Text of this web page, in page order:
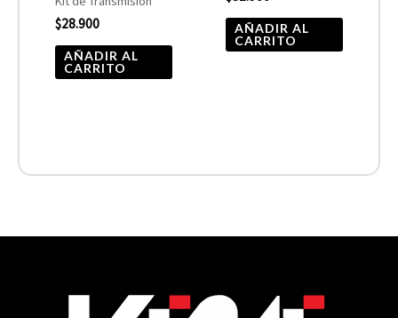
$28.900
AÑADIR AL
CARRITO
AÑADIR AL
CARRITO